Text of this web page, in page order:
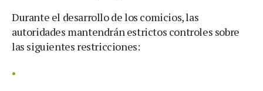
Durante el desarrollo de los comicios, las
autoridades mantendrán estrictos controles sobre
las siguientes restricciones: